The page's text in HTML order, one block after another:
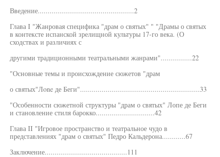
Введение.................................................2
Глава I "Жанровая специфика "драм о святых" " "Драмы о святых
в контексте испанской зрелищной культуры 17-го века. (О
сходствах и различиях с
другими традиционными театральными жанрами"................22
"Основные темы и происхождение сюжетов "драм
о святых"Лone де Беги".............................................................33
"Особенности сюжетной структуры "драм о святых" Лопе де Беги
и становление стиля барокко..............................42
Глава II "Игровое пространство и театральное чудо в
представлениях "драм о святых" Педро Кальдерона............67
Заключение..........................................111